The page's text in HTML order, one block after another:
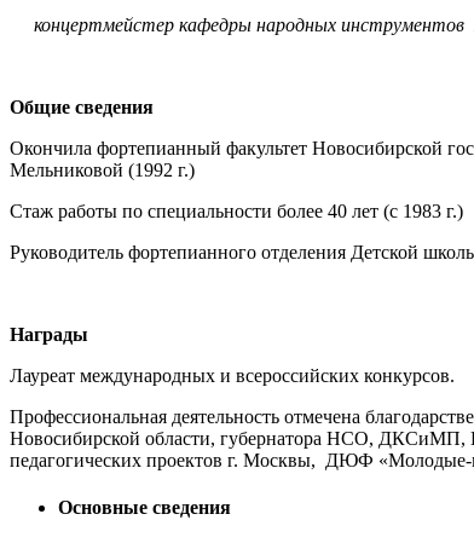
концертмейстер кафедры народных инструментов
Общие сведения
Окончила фортепианный факультет Новосибирской
Мельниковой (1992 г.)
Стаж работы по специальности более 40 лет (с 1983 г.)
Руководитель фортепианного отделения Детской
Награды
Лауреат международных и всероссийских конкурсов.
Профессиональная деятельность отмечена
Новосибирской области, губернатора НСО, ДКСиМП,
педагогических проектов г. Москвы, ДЮФ «Молодые-
Основные сведения